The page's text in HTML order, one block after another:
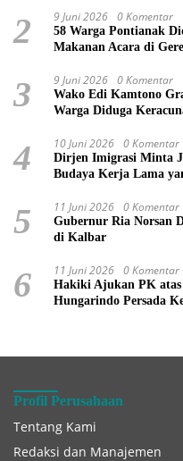
2 9 Juni 2026 0 Komentar
58 Warga Pontianak
Makanan Acara di
3 9 Juni 2026 0 Komentar
Wako Edi Kamtono
Warga Diduga
4 10 Juni 2026 0 Komentar
Dirjen Imigrasi Minta
Budaya Kerja Lama
5 11 Juni 2026 0 Komentar
Gubernur Ria Norsan
di Kalbar
6 11 Juni 2026 0 Komentar
Hakiki Ajukan PK atas
Hungarindo Persada
Profil Perusahaan
Tentang Kami
Redaksi dan Manajemen